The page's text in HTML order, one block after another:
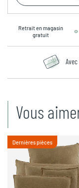
Retrait en magasin
gratuit
Vous
Dernières pièces